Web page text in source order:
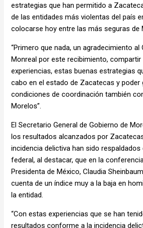
estrategias que han permitido a
de las entidades más violentas del país
colocarse hoy entre las más seguras de
“Primero que nada, un agradecimiento al
Monreal por este recibimiento, compartir
experiencias, estas buenas estrategias
cabo en el estado de Zacatecas y poder
condiciones de coordinación también
Morelos”.
El Secretario General de Gobierno de
los resultados alcanzados por
incidencia delictiva han sido
federal, al destacar, que en la
Presidenta de México, Claudia
cuenta de un índice muy a la baja en
la entidad.
“Con estas experiencias que se han
resultados conforme a la incidencia